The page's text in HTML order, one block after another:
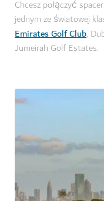
Chcesz połączyć
jednym ze światowej
Emirates Golf Club,
Jumeirah Golf Estates.